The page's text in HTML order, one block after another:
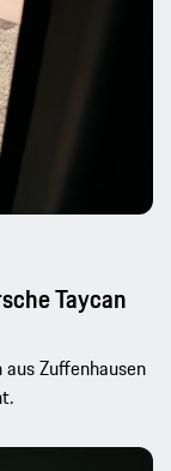
Taycan
Zuffenhausen